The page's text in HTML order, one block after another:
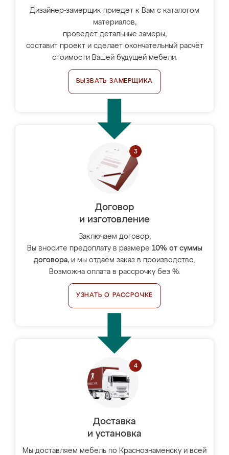
Дизайнер-замерщик приедет к Вам с каталогом
материалов,
проведёт детальные замеры,
составит проект и сделает окончательный расчёт
стоимости Вашей будущей мебели.
ВЫЗВАТЬ ЗАМЕРЩИКА
Договор
и изготовление
Заключаем договор,
Вы вносите предоплату в размере 10% от суммы
договора, и мы отдаём заказ в производство.
Возможна оплата в рассрочку без %.
УЗНАТЬ О РАССРОЧКЕ
Доставка
и установка
Мы доставляем мебель по Краснознаменску и всей